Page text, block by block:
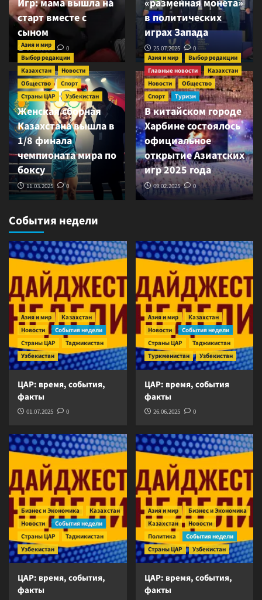
Игр: мама вышла на
старт вместе с
сыном
18.02.2026 0
«разменная монета»
в политических
играх Запада
25.07.2025 0
Азия и мир
Выбор редакции
Казахстан
Новости
Общество
Спорт
Страны ЦАР
Узбекистан
Женская сборная
Казахстана вышла в
1/8 финала
чемпионата мира по
боксу
11.03.2025 0
Азия и мир
Выбор редакции
Главные новости
Казахстан
Новости
Общество
Спорт
Туризм
В китайском городе
Харбине состоялось
официальное
открытие Азиатских
игр 2025 года
09.02.2025 0
События недели
Азия и мир
Казахстан
Новости
События недели
Страны ЦАР
Таджикистан
Узбекистан
ЦАР: время, события,
факты
01.07.2025 0
Азия и мир
Казахстан
Новости
События недели
Страны ЦАР
Таджикистан
Туркменистан
Узбекистан
ЦАР: время, события
факты
26.06.2025 0
Бизнес и Экономика
Казахстан
Новости
События недели
Страны ЦАР
Таджикистан
Узбекистан
ЦАР: время, события,
факты
Азия и мир
Бизнес и Экономика
Казахстан
Новости
Политика
События недели
Страны ЦАР
Узбекистан
ЦАР: время, события,
факты